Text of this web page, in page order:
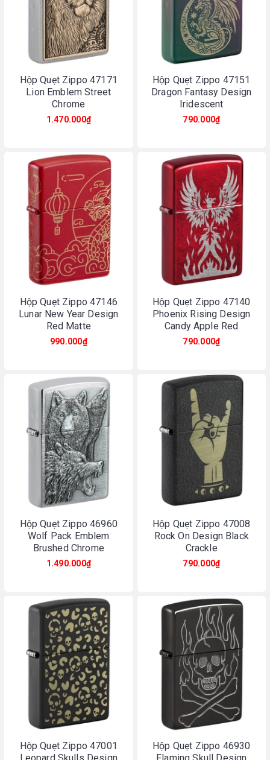
Hộp Quẹt Zippo 47171
Lion Emblem Street
Chrome
1.470.000₫
Hộp Quẹt Zippo 47151
Dragon Fantasy Design
Iridescent
790.000₫
Hộp Quẹt Zippo 47146
Lunar New Year Design
Red Matte
990.000₫
Hộp Quẹt Zippo 47140
Phoenix Rising Design
Candy Apple Red
790.000₫
Hộp Quẹt Zippo 46960
Wolf Pack Emblem
Brushed Chrome
1.490.000₫
Hộp Quẹt Zippo 47008
Rock On Design Black
Crackle
790.000₫
Hộp Quẹt Zippo 47001
Leopard Skulls Design
Hộp Quẹt Zippo 46930
Flaming Skull Design